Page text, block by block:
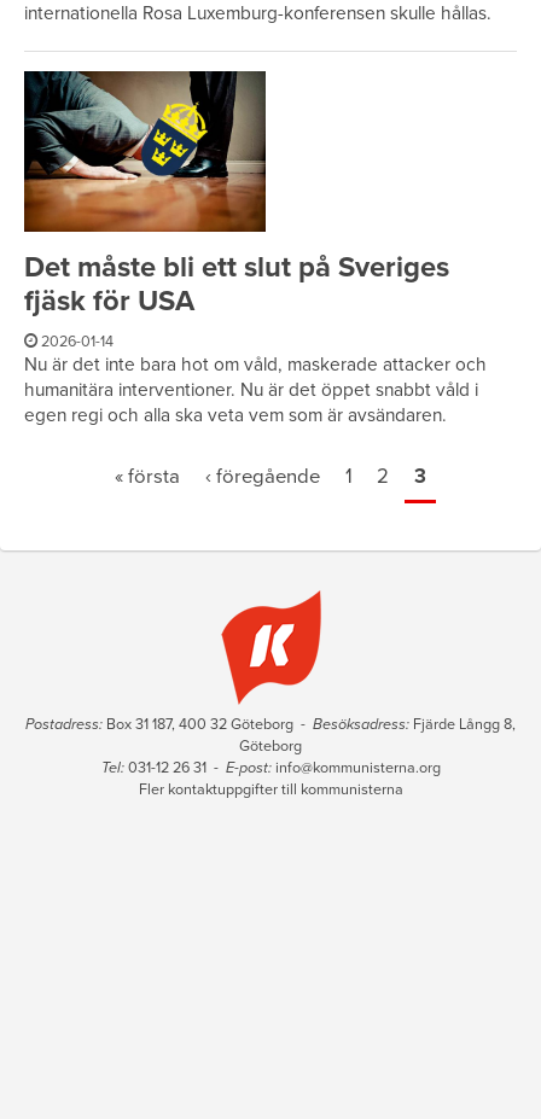
internationella Rosa Luxemburg-konferensen skulle hållas.
Det måste bli ett slut på Sveriges
fjäsk för USA
2026-01-14
Nu är det inte bara hot om våld, maskerade attacker och
humanitära interventioner. Nu är det öppet snabbt våld i
egen regi och alla ska veta vem som är avsändaren.
« första ‹ föregående 1 2 3
Postadress: Box 31 187, 400 32 Göteborg - Besöksadress: Fjärde Långg 8,
Göteborg
Tel:031-12 26 31 - E-post: info@kommunisterna.org
Fler kontaktuppgifter till kommunisterna